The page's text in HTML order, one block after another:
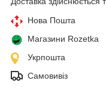
Нова Пошта
Магазини Rozetka
Укрпошта
Самовивіз